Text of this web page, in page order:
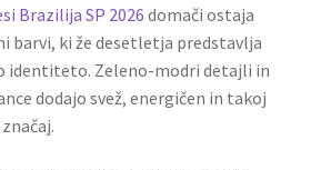
Brazilija SP 2026 domači ostaja
barvi, ki že desetletja predstavlja
identiteto. Zeleno-modri detajli in
dodajo svež, energičen in takoj